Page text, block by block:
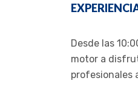
Desde las
motor a
profesionales